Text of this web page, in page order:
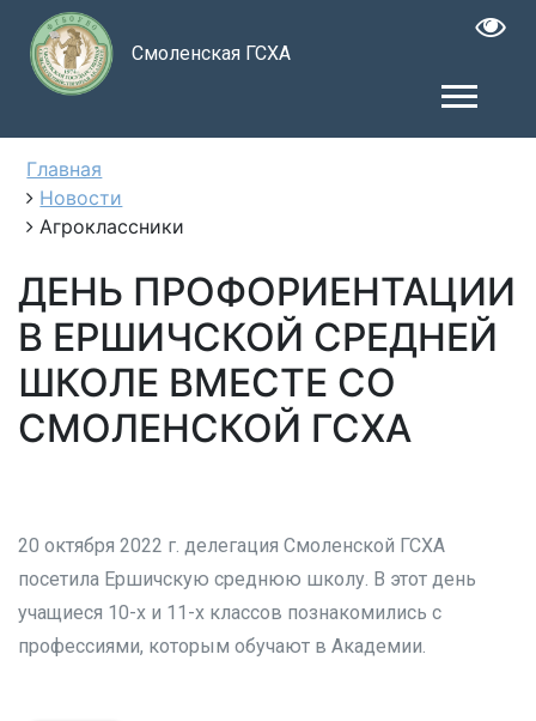
Смоленская ГСХА
Главная
Новости
Агроклассники
ДЕНЬ ПРОФОРИЕНТАЦИИ
В ЕРШИЧСКОЙ СРЕДНЕЙ
ШКОЛЕ ВМЕСТЕ СО
СМОЛЕНСКОЙ ГСХА
20 октября 2022 г. делегация Смоленской ГСХА
посетила Ершичскую среднюю школу. В этот день
учащиеся 10-х и 11-х классов познакомились с
профессиями, которым обучают в Академии.